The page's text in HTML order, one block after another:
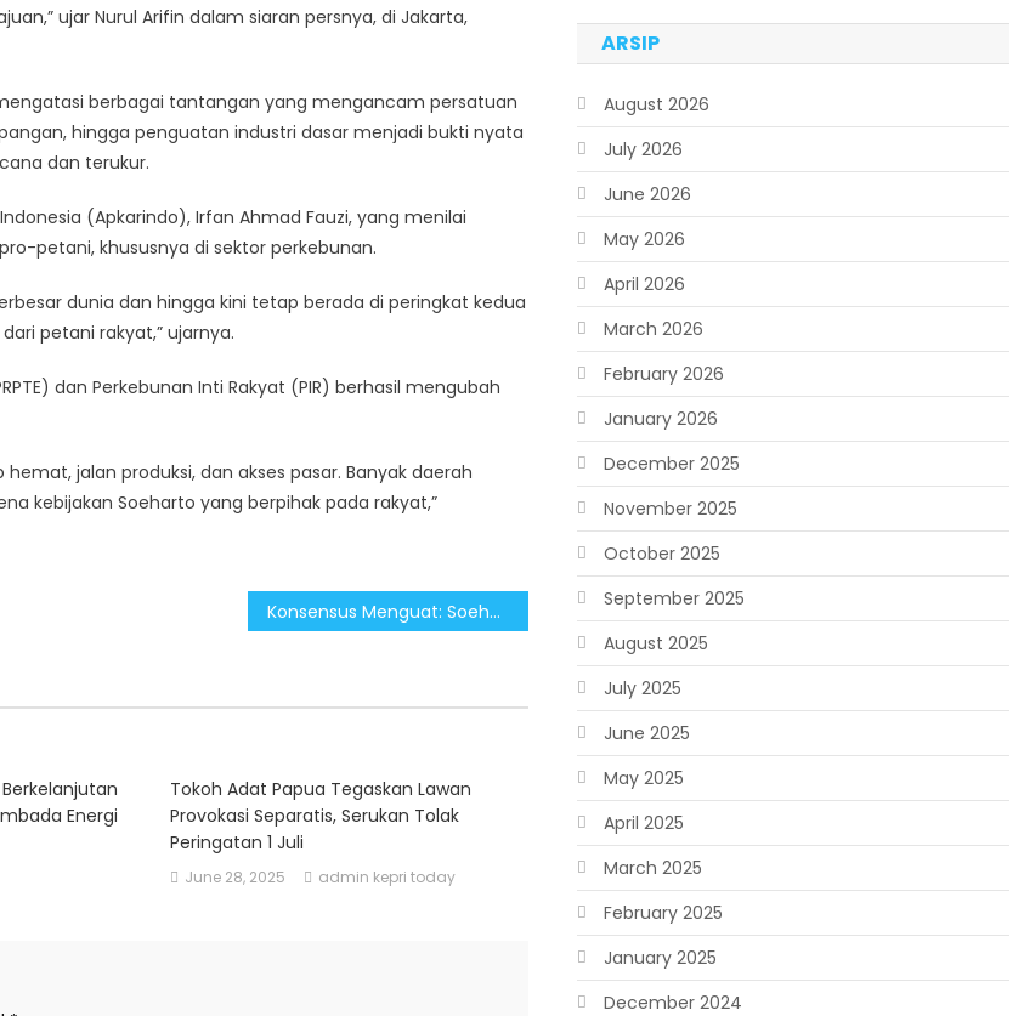
ujar Nurul Arifin dalam siaran persnya, di Jakarta,
berbagai tantangan yang mengancam persatuan
hingga penguatan industri dasar menjadi bukti nyata
dan terukur.
(Apkarindo), Irfan Ahmad Fauzi, yang menilai
petani, khususnya di sektor perkebunan.
dunia dan hingga kini tetap berada di peringkat kedua
petani rakyat,” ujarnya.
dan Perkebunan Inti Rakyat (PIR) berhasil mengubah
jalan produksi, dan akses pasar. Banyak daerah
kebijakan Soeharto yang berpihak pada rakyat,”
Konsensus Menguat: Soeharto Diusulkan Sandang Gelar Pahlawan Nasional
Energi
Tokoh Adat Papua Tegaskan Lawan
Provokasi Separatis, Serukan Tolak
Peringatan 1 Juli
June 28, 2025 admin kepri today
ARSIP
August 2026
July 2026
June 2026
May 2026
April 2026
March 2026
February 2026
January 2026
December 2025
November 2025
October 2025
September 2025
August 2025
July 2025
June 2025
May 2025
April 2025
March 2025
February 2025
January 2025
December 2024